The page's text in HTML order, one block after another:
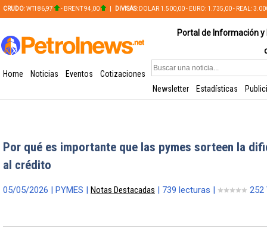
CRUDO: WTI 86,97 - BRENT 94,00 DIVISAS: DOLAR 1.500,00 - EURO: 1.735,00 - REAL:
Portal de Información
Home Noticias Eventos
Cotizaciones
Newsletter
Estadísticas
Por qué es importante que las pymes sorteen la
al crédito
05/05/2026 | PYMES | Notas Destacadas | 739 lecturas | 252